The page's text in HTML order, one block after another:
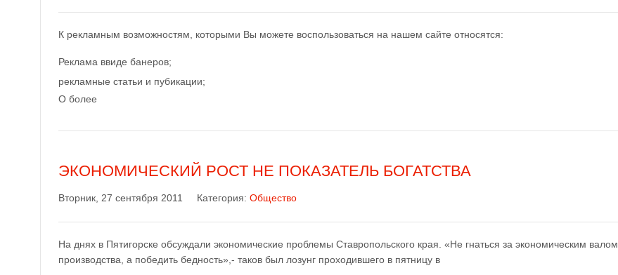
К рекламным возможностям, которыми Вы можете воспользоваться на нашем сайте относятся:
Реклама ввиде банеров;
рекламные статьи и пубикации;
О более
ЭКОНОМИЧЕСКИЙ РОСТ НЕ ПОКАЗАТЕЛЬ БОГАТСТВА
Вторник, 27 сентября 2011 Категория: Общество
На днях в Пятигорске обсуждали экономические проблемы Ставропольского края. «Не гнаться за экономическим валом
производства, а победить бедность»,- таков был лозунг проходившего в пятницу в